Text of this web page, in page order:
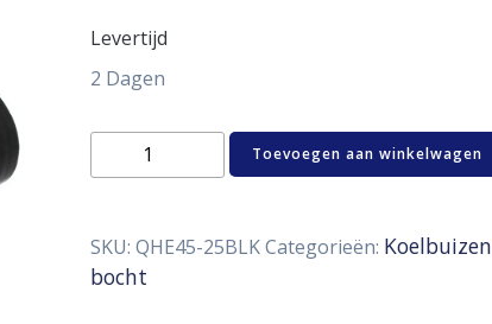
Levertijd
2 Dagen
Siliconen
mm
aantal
Toevoegen aan winkelwagen
SKU: QHE45-25BLKCategorieën:
bocht